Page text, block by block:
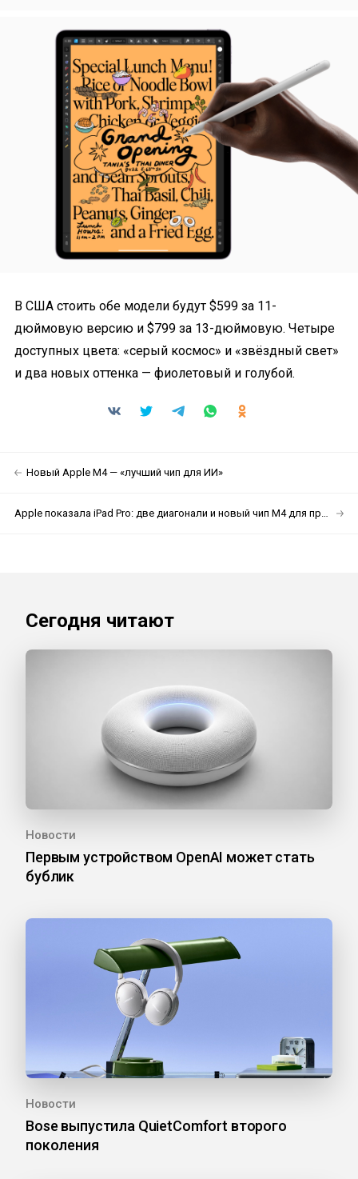
В США стоить обе модели будут $599 за 11-
дюймовую версию и $799 за 13-дюймовую. Четыре
доступных цвета: «серый космос» и «звёздный свет»
и два новых оттенка — фиолетовый и голубой.
Новый Apple М4 — «лучший чип для ИИ»
Apple показала iPad Pro: две диагонали и новый чип М4 для профи
Сегодня читают
Новости
Первым устройством OpenAI может стать
бублик
Новости
Bose выпустила QuietComfort второго
поколения